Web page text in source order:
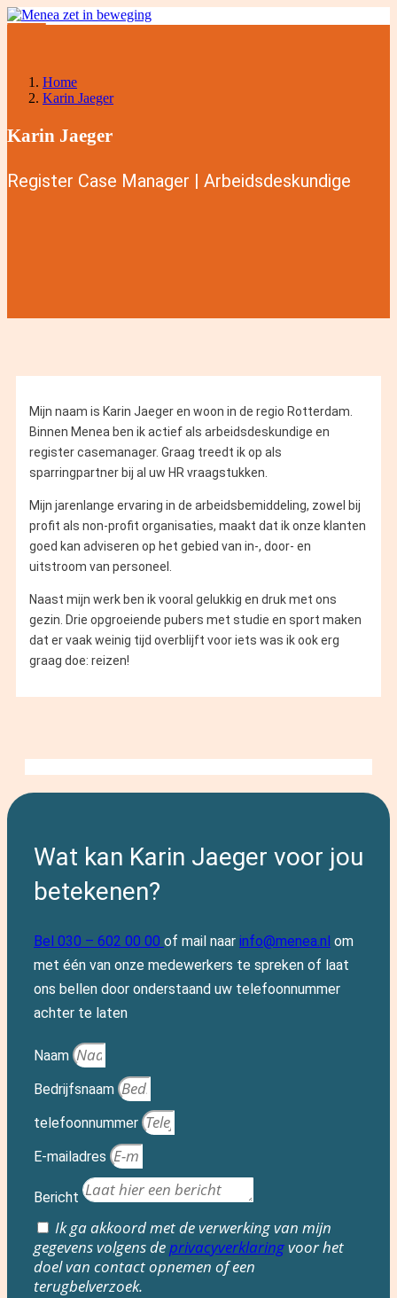
Home
Karin Jaeger
Karin Jaeger
Register Case Manager | Arbeidsdeskundige
Mijn naam is Karin Jaeger en woon in de regio Rotterdam.
Binnen Menea ben ik actief als arbeidsdeskundige en
register casemanager. Graag treedt ik op als
sparringpartner bij al uw HR vraagstukken.
Mijn jarenlange ervaring in de arbeidsbemiddeling, zowel bij
profit als non-profit organisaties, maakt dat ik onze klanten
goed kan adviseren op het gebied van in-, door- en
uitstroom van personeel.
Naast mijn werk ben ik vooral gelukkig en druk met ons
gezin. Drie opgroeiende pubers met studie en sport maken
dat er vaak weinig tijd overblijft voor iets was ik ook erg
graag doe: reizen!
Wat kan Karin Jaeger voor jou
betekenen?
Bel 030 – 602 00 00 of mail naar info@menea.nl om
met één van onze medewerkers te spreken of laat
ons bellen door onderstaand uw telefoonnummer
achter te laten
Naam
Bedrijfsnaam
telefoonnummer
E-mailadres
Bericht
Ik ga akkoord met de verwerking van mijn
gegevens volgens deprivacyverklaringvoor het
doel van contact opnemen of een
terugbelverzoek.